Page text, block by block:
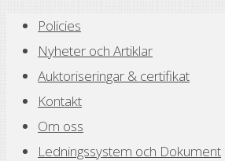
Policies
Nyheter och Artiklar
Auktoriseringar & certifikat
Kontakt
Om oss
Ledningssystem och Dokument